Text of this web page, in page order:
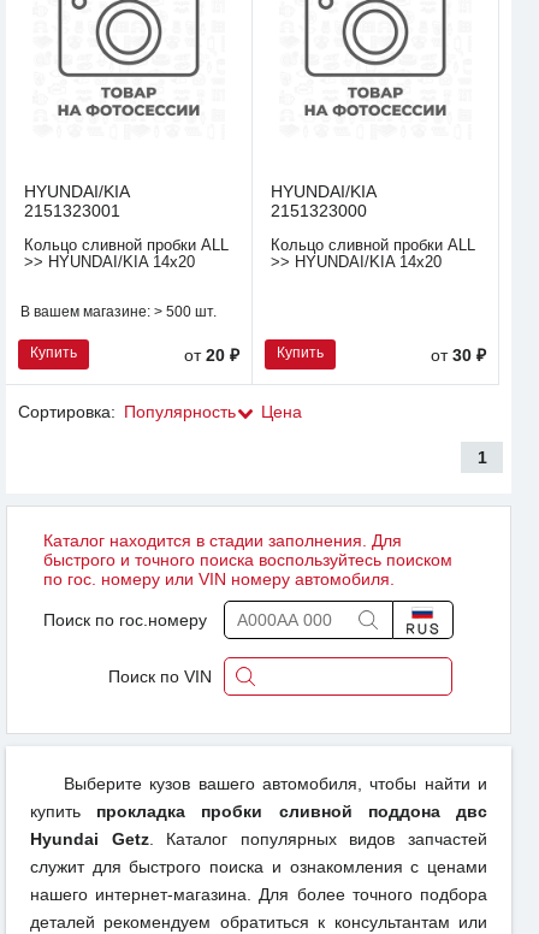
HYUNDAI/KIA
2151323001
Кольцо сливной пробки ALL
>> HYUNDAI/KIA 14x20
В вашем магазине: > 500 шт.
Купить от20 ₽
HYUNDAI/KIA
2151323000
Кольцо сливной пробки ALL
>> HYUNDAI/KIA 14x20
Купить от30 ₽
Сортировка: Популярность Цена
1
Каталог находится в стадии заполнения. Для
быстрого и точного поиска воспользуйтесь поиском
по гос. номеру или VIN номеру автомобиля.
Поиск по гос.номеру
Поиск по VIN
Выберите кузов вашего автомобиля, чтобы найти и
купить прокладка пробки сливной поддона двс
Hyundai Getz. Каталог популярных видов запчастей
служит для быстрого поиска и ознакомления с ценами
нашего интернет-магазина. Для более точного подбора
деталей рекомендуем обратиться к консультантам или